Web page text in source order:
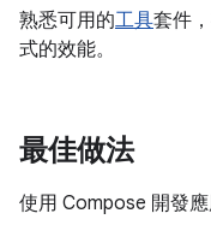
熟悉可用的工具套件
式的效能。
最佳做法
使用 Compose 開發